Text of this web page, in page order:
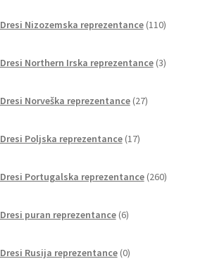
Dresi Nizozemska reprezentance 110izdelkov
Dresi Northern Irska reprezentance 3izdelki
Dresi Norveška reprezentance 27izdelkov
Dresi Poljska reprezentance 17izdelkov
Dresi Portugalska reprezentance 260izdelkov
Dresi puran reprezentance 6izdelkov
Dresi Rusija reprezentance 0izdelkov